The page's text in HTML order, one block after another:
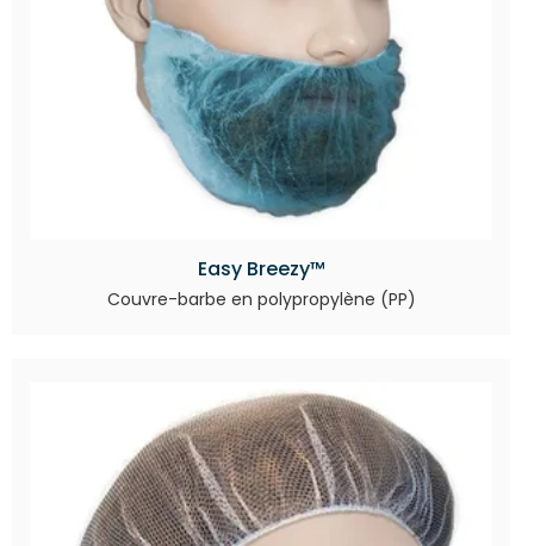
Easy Breezy™
Couvre-barbe en polypropylène (PP)